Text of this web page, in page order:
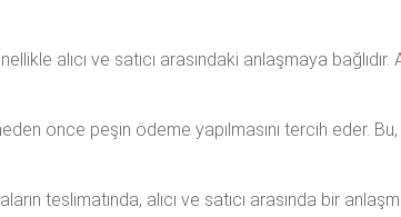
alıcı ve satıcı arasındaki anlaşmaya
önce peşin ödeme yapılmasını tercih eder.
teslimatında, alıcı ve satıcı arasında bir